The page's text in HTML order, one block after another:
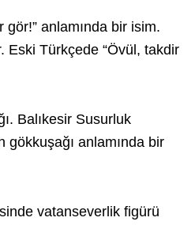
gör!” anlamında bir isim.
Eski Türkçede “Övül, takdir
Balıkesir Susurluk
gökkuşağı anlamında bir
vatanseverlik figürü